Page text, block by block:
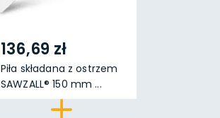
136,69 zł
Piła składana z ostrzem
SAWZALL® 150 mm ...